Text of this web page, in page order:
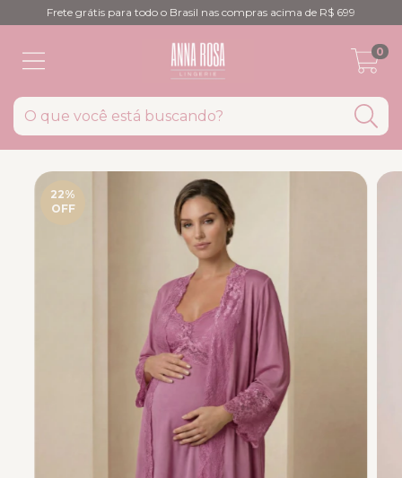
Frete grátis para todo o Brasil nas compras acima de R$ 699
0
22%
OFF